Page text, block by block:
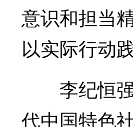
意识和担当
以实际行动
李纪恒强
代中国特色